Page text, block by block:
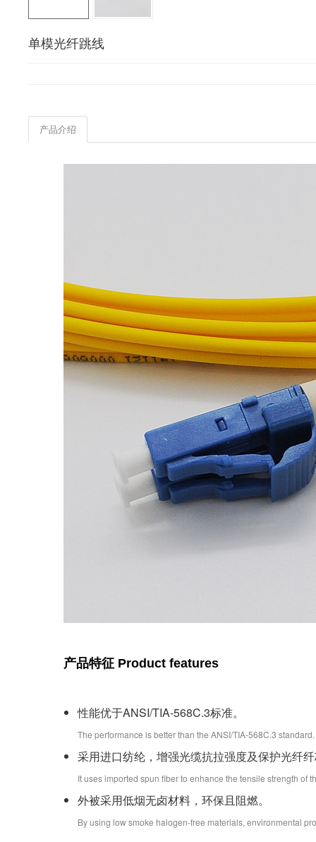
单模光纤跳线
产品介绍
产品特征 Product features
性能优于ANSI/TIA-568C.3标准。
The performance is better than the ANSI/TIA-568C.3 standard.
采用进口纺纶，增强光缆抗拉强度及保护光纤
It uses imported spun fiber to enhance the tensile strength of
外被采用低烟无卤材料，环保且阻燃。
By using low smoke halogen-free materials, environmental